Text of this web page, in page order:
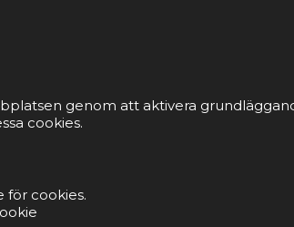
genom att aktivera
cookies.
för cookies.